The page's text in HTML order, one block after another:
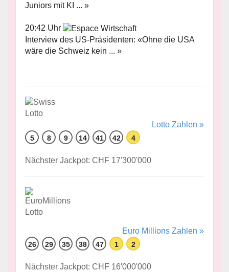
Juniors mit KI ... »
20:42 Uhr
Interview des US-Präsidenten: «Ohne die USA
wäre die Schweiz kein ... »
Lotto Zahlen »
5 8 9 14 41 42 4
Nächster Jackpot: CHF 17'300'000
Euro Millions Zahlen »
26 29 35 38 47 1 2
Nächster Jackpot: CHF 16'000'000